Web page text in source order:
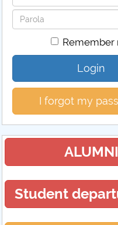
Password
Remember
Login
I forgot my
ALUMNI
Student